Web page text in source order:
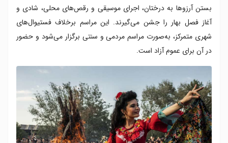
بستن آرزوها به درختان، اجرای موسیقی و رقص‌های محلی، شادی و
آغاز فصل بهار را جشن می‌گیرند. این مراسم برخلاف فستیوال‌های
شهری متمرکز، به‌صورت مراسم مردمی و سنتی برگزار می‌شود و حضور
در آن برای عموم آزاد است.